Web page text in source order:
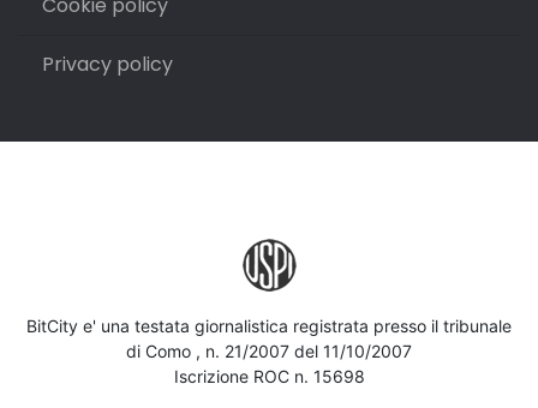
Privacy policy
BitCity e' una testata giornalistica registrata presso il tribunale
di Como , n. 21/2007 del 11/10/2007
Iscrizione ROC n. 15698